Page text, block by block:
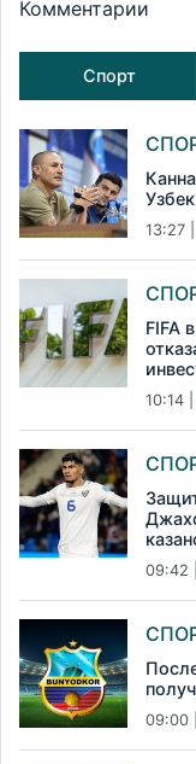
Комментарии
Спорт
13:27
FIFA
10:14
09:42
09:00